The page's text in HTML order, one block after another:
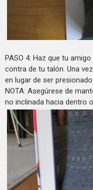
PASO 4: Haz que tu
contra de tu talón. Una
en lugar de ser
NOTA: Asegúrese de
no inclinada hacia dentro